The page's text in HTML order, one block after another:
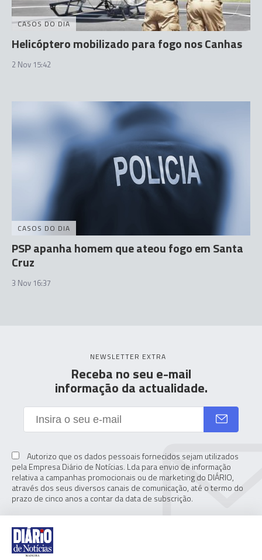
CASOS DO DIA
Helicóptero mobilizado para fogo nos Canhas
2 Nov 15:42
CASOS DO DIA
PSP apanha homem que ateou fogo em Santa
Cruz
3 Nov 16:37
NEWSLETTER EXTRA
Receba no seu e-mail
informação da actualidade.
Autorizo que os dados pessoais fornecidos sejam utilizados
pela Empresa Diário de Notícias. Lda para envio de informação
relativa a campanhas promocionais ou de marketing do DIÁRIO,
através dos seus diversos canais de comunicação, até o termo do
prazo de cinco anos a contar da data de subscrição.